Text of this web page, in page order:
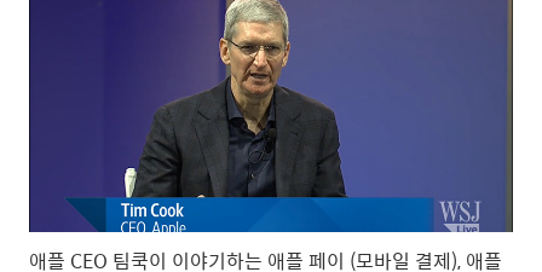
애플 CEO 팀쿡이 이야기하는 애플 페이 (모바일 결제), 애플